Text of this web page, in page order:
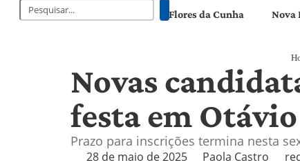
Flores da Cunha Nova
Novas
festa em
Prazo para inscrições termina nesta
28 de maio de 2025 Paola Castro